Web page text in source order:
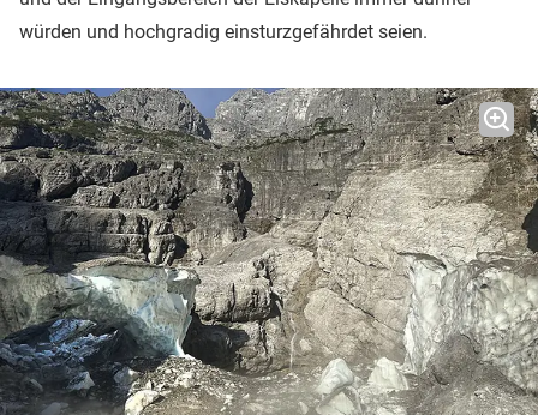
würden und hochgradig einsturzgefährdet seien.